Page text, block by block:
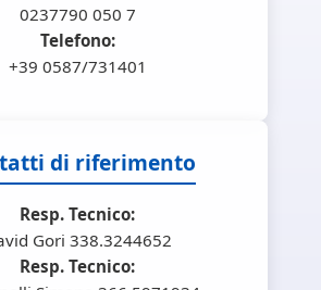
0237790 050 7
Telefono:
+39 0587/731401
di riferimento
Resp. Tecnico:
Gori 338.3244652
Resp. Tecnico: